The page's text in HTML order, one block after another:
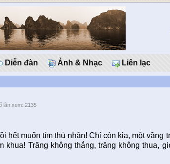
Diễn đàn Ảnh & Nhạc Liên lạc
lần xem: 2135
hết muốn tìm thù nhân! Chỉ còn kia, một vầng
Trăng không thắng, trăng không thua,